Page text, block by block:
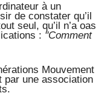
à un
de constater qu’il
seul, qu’il n’a oas
: "Comment
Mouvement
par une association